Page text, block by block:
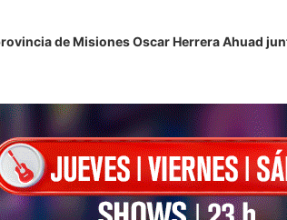
de Misiones Oscar Herrera Ahuad